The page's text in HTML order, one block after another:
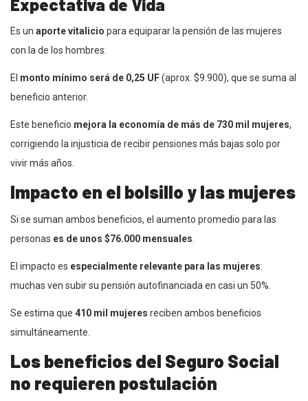
Expectativa de Vida
Es un aporte vitalicio para equiparar la pensión de las mujeres
con la de los hombres.
El monto mínimo será de 0,25 UF(aprox. $9.900), que se suma al
beneficio anterior.
Este beneficio mejora la economía de más de 730 mil mujeres,
corrigiendo la injusticia de recibir pensiones más bajas solo por
vivir más años.
Impacto en el bolsillo y las mujeres
Si se suman ambos beneficios, el aumento promedio para las
personas es de unos $76.000 mensuales
El impacto es especialmente relevante para las mujeres:
muchas ven subir su pensión autofinanciada en casi un 50%.
Se estima que 410 mil mujeres reciben ambos beneficios
simultáneamente.
Los beneficios del Seguro Social
no requieren postulación